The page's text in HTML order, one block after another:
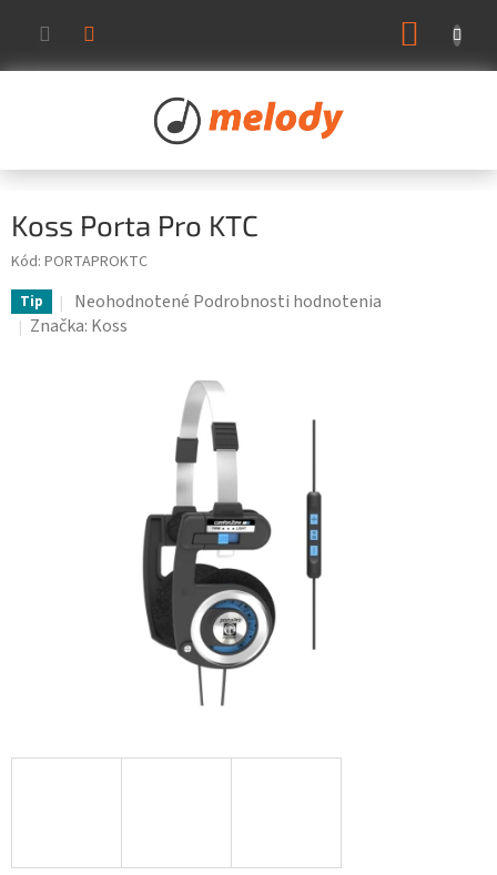
obsah
Koss Porta Pro KTC
Kód: PORTAPROKTC
Tip
Priemerné
hodnotenie
Neohodnotené Podrobnosti hodnotenia
Značka: Koss